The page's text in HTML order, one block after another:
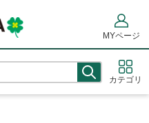
カテゴリ
MYページ